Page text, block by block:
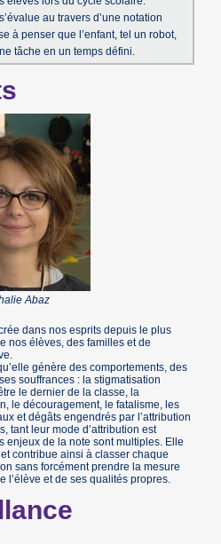
au travers d’une notation
à penser que l’enfant, tel un robot,
tâche en un temps défini.
Abaz
dans nos esprits depuis le plus
nos élèves, des familles et de
génère des comportements, des
souffrances : la stigmatisation
le dernier de la classe, la
le découragement, le fatalisme, les
et dégâts engendrés par l’attribution
tant leur mode d’attribution est
enjeux de la note sont multiples. Elle
contribue ainsi à classer chaque
sans forcément prendre la mesure
l’élève et de ses qualités propres.